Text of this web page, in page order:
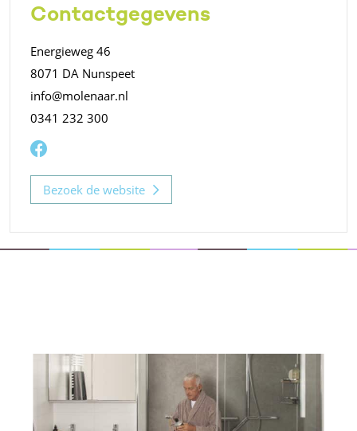
Contactgegevens
Energieweg 46
8071 DA Nunspeet
info@molenaar.nl
0341 232 300
Bezoek de website